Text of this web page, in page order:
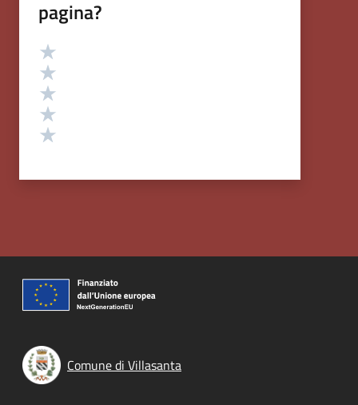
pagina?
Valutazione
Comune di Villasanta